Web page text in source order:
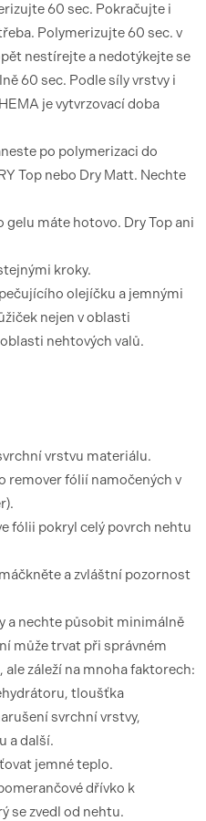
60 sec. Pokračujte i
Polymerizujte 60 sec. v
nestírejte a nedotýkejte se
60 sec. Podle síly vrstvy i
je vytvrzovací doba
po polymerizaci do
Top nebo Dry Matt. Nechte
gelu máte hotovo. Dry Top ani
kroky.
olejíčku a jemnými
nejen v oblasti
nehtových valů.
vrstvu materiálu.
remover fólií namočených v
fólii pokryl celý povrch nehtu
a zvláštní pozornost
a nechte působit minimálně
může trvat při správném
záleží na mnoha faktorech:
tloušťka
svrchní vrstvy,
a další.
jemné teplo.
dřívko k
se zvedl od nehtu.